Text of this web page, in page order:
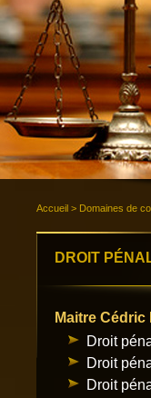
Accueil > Domaines de
DROIT
Maitre
Droit
Droit
Droit